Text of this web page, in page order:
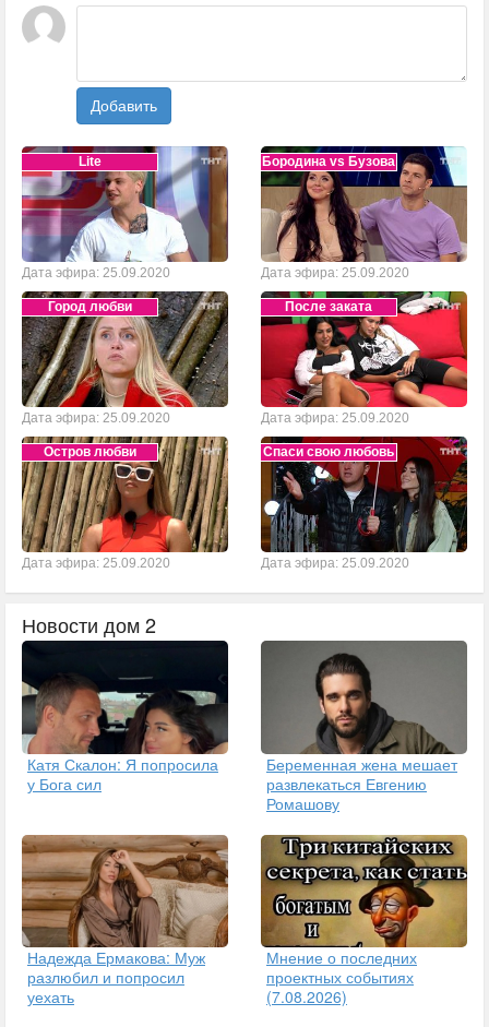
Добавить
Lite
Дата эфира: 25.09.2020
Бородина vs Бузова
Дата эфира: 25.09.2020
Город любви
Дата эфира: 25.09.2020
После заката
Дата эфира: 25.09.2020
Остров любви
Дата эфира: 25.09.2020
Спаси свою любовь
Дата эфира: 25.09.2020
Новости дом 2
Катя Скалон: Я попросила
у Бога сил
Беременная жена мешает
развлекаться Евгению
Ромашову
Надежда Ермакова: Муж
разлюбил и попросил
уехать
Мнение о последних
проектных событиях
(7.08.2026)